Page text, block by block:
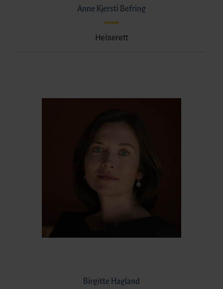
Anne Kjersti Befring
Helserett
Birgitte Hagland